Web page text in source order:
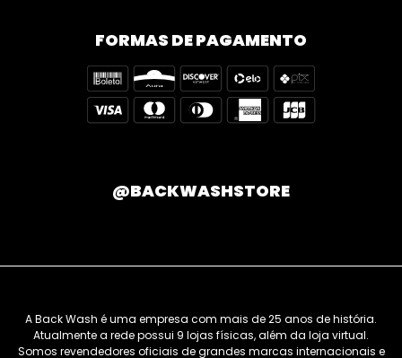
FORMAS DE PAGAMENTO
@BACKWASHSTORE
A Back Wash é uma empresa com mais de 25 anos de história.
Atualmente a rede possui 9 lojas físicas, além da loja virtual.
Somos revendedores oficiais de grandes marcas internacionais e